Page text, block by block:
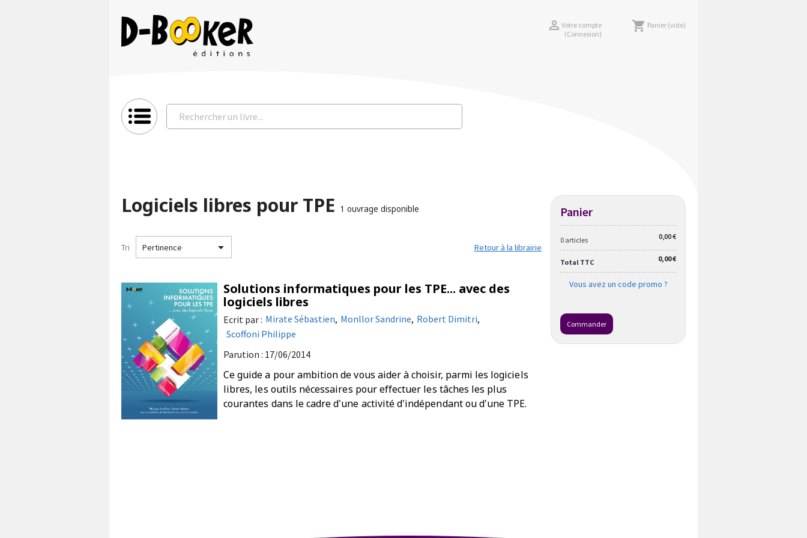
 Votre compte
(Connexion)
shopping_cart Panier (vide)
Logiciels libres pour TPE 1 ouvrage disponible
Tri Pertinence  Retour à la librairie
Solutions informatiques pour les TPE... avec des
logiciels libres
Ecrit par : Mirate Sébastien, Monllor Sandrine, Robert Dimitri,
Scoffoni Philippe
Parution : 17/06/2014
Ce guide a pour ambition de vous aider à choisir, parmi les logiciels
libres, les outils nécessaires pour effectuer les tâches les plus
courantes dans le cadre d'une activité d'indépendant ou d'une TPE.
Panier
0 articles 0,00 €
Total TTC 0,00 €
Vous avez un code promo ?
Commander